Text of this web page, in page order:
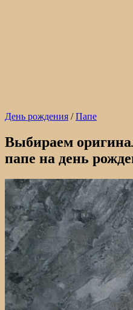
День рождения /Папе
Выбираем
папе на день